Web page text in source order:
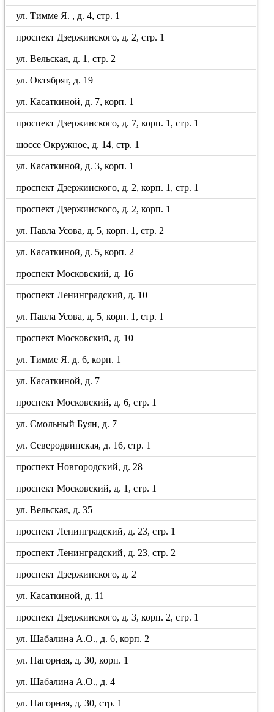
ул. Тимме Я. , д. 4, стр. 1
проспект Дзержинского, д. 2, стр. 1
ул. Вельская, д. 1, стр. 2
ул. Октябрят, д. 19
ул. Касаткиной, д. 7, корп. 1
проспект Дзержинского, д. 7, корп. 1, стр. 1
шоссе Окружное, д. 14, стр. 1
ул. Касаткиной, д. 3, корп. 1
проспект Дзержинского, д. 2, корп. 1, стр. 1
проспект Дзержинского, д. 2, корп. 1
ул. Павла Усова, д. 5, корп. 1, стр. 2
ул. Касаткиной, д. 5, корп. 2
проспект Московский, д. 16
проспект Ленинградский, д. 10
ул. Павла Усова, д. 5, корп. 1, стр. 1
проспект Московский, д. 10
ул. Тимме Я. д. 6, корп. 1
ул. Касаткиной, д. 7
проспект Московский, д. 6, стр. 1
ул. Смольный Буян, д. 7
ул. Северодвинская, д. 16, стр. 1
проспект Новгородский, д. 28
проспект Московский, д. 1, стр. 1
ул. Вельская, д. 35
проспект Ленинградский, д. 23, стр. 1
проспект Ленинградский, д. 23, стр. 2
проспект Дзержинского, д. 2
ул. Касаткиной, д. 11
проспект Дзержинского, д. 3, корп. 2, стр. 1
ул. Шабалина А.О., д. 6, корп. 2
ул. Нагорная, д. 30, корп. 1
ул. Шабалина А.О., д. 4
ул. Нагорная, д. 30, стр. 1